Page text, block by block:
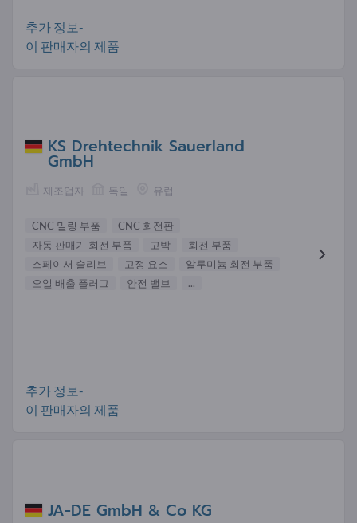
추가 정보-
이 판매자의 제품
KS Drehtechnik Sauerland
GmbH
제조업자 독일 유럽
CNC 밀링 부품
CNC 회전판
자동 판매기 회전 부품
고박
회전 부품
스페이서 슬리브
고정 요소
알루미늄 회전 부품
오일 배출 플러그
안전 밸브 ...
추가 정보-
이 판매자의 제품
JA-DE GmbH & Co KG